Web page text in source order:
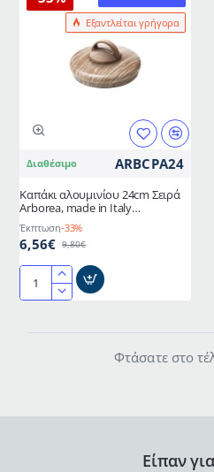
Εξαντλείται γρήγορα
Διαθέσιμο ARBCPA24
Καπάκι αλουμινίου 24cm Σειρά
Arborea, made in Italy
ACCADEMIA MUGNANO
Έκπτωση-33%
6,56€ 9,80€
Καπάκι
Φτάσατε στο
Είπαν